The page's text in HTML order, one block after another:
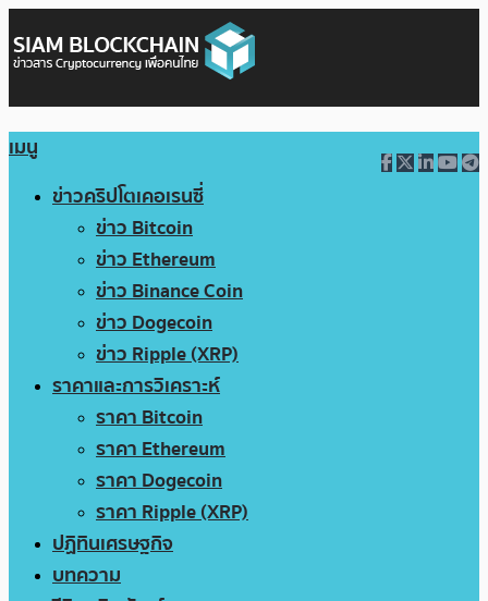
เมนู
ข่าวคริปโตเคอเรนซี่
ข่าว Bitcoin
ข่าว Ethereum
ข่าว Binance Coin
ข่าว Dogecoin
ข่าว Ripple (XRP)
ราคาและการวิเคราะห์
ราคา Bitcoin
ราคา Ethereum
ราคา Dogecoin
ราคา Ripple (XRP)
ปฏิทินเศรษฐกิจ
บทความ